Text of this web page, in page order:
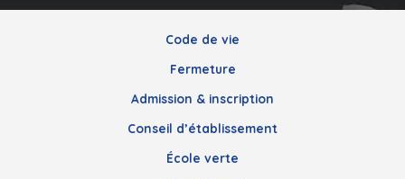
Code de vie
Fermeture
Admission & inscription
Conseil d’établissement
École verte